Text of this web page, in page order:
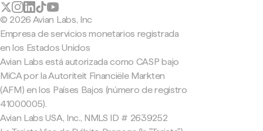
© 2026 Avian Labs, Inc
Empresa de servicios monetarios registrada
en los Estados Unidos
Avian Labs está autorizada como CASP bajo
MiCA por la Autoriteit Financiële Markten
(AFM) en los Países Bajos (número de registro
41000005).
Avian Labs USA, Inc., NMLS ID # 2639252